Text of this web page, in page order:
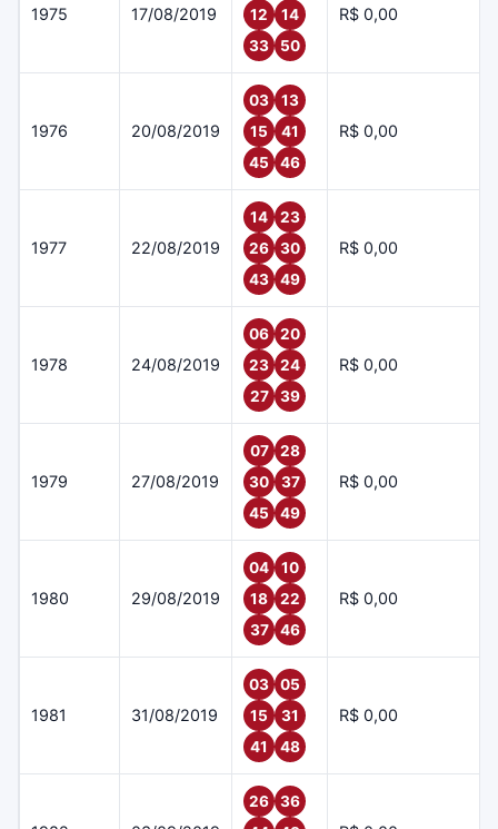
1975 17/08/2019 12
14
33
50
R$ 0,00
1976 20/08/2019
03
13
15
41
45
46
R$ 0,00
1977 22/08/2019
14
23
26
30
43
49
R$ 0,00
1978 24/08/2019
06
20
23
24
27
39
R$ 0,00
1979 27/08/2019
07
28
30
37
45
49
R$ 0,00
1980 29/08/2019
04
10
18
22
37
46
R$ 0,00
1981 31/08/2019
03
05
15
31
41
48
R$ 0,00
26
36